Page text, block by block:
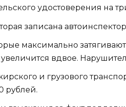
удостоверения на
записана
максимально
вдвое.
и грузового
рублей.